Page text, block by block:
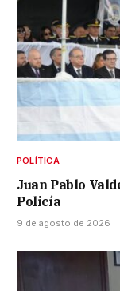
POLÍTICA
Juan Pablo
Policía
9 de agosto de 2026